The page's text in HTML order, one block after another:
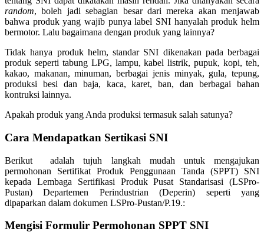
random, boleh jadi sebagian besar dari mereka akan menjawab
bahwa produk yang wajib punya label SNI hanyalah produk helm
bermotor. Lalu bagaimana dengan produk yang lainnya?
Tidak hanya produk helm, standar SNI dikenakan pada berbagai
produk seperti tabung LPG, lampu, kabel listrik, pupuk, kopi, teh,
kakao, makanan, minuman, berbagai jenis minyak, gula, tepung,
produksi besi dan baja, kaca, karet, ban, dan berbagai bahan
kontruksi lainnya.
Apakah produk yang Anda produksi termasuk salah satunya?
Cara Mendapatkan Sertikasi SNI
Berikut adalah tujuh langkah mudah untuk mengajukan
permohonan Sertifikat Produk Penggunaan Tanda (SPPT) SNI
kepada Lembaga Sertifikasi Produk Pusat Standarisasi (LSPro-
Pustan) Departemen Perindustrian (Deperin) seperti yang
dipaparkan dalam dokumen LSPro-Pustan/P.19.:
Mengisi Formulir Permohonan SPPT SNI